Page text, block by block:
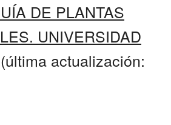
DE PLANTAS
UNIVERSIDAD
(última actualización: